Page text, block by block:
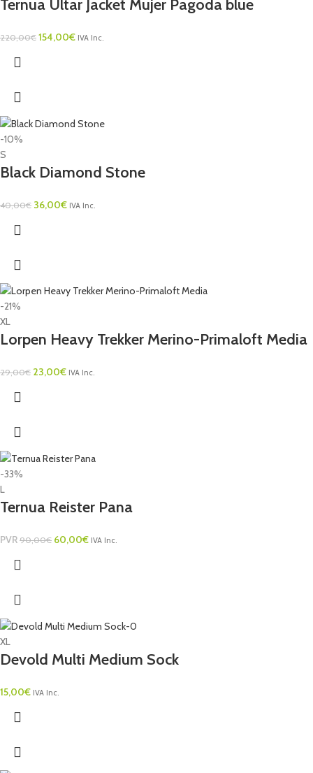
Ternua Ultar Jacket Mujer Pagoda blue
220,00€ 154,00€ IVA Inc.
-10%
S
Black Diamond Stone
40,00€ 36,00€ IVA Inc.
-21%
XL
Lorpen Heavy Trekker Merino-Primaloft Media
29,00€ 23,00€ IVA Inc.
-33%
L
Ternua Reister Pana
PVR 90,00€ 60,00€ IVA Inc.
XL
Devold Multi Medium Sock
15,00€ IVA Inc.